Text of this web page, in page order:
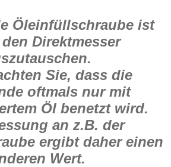
Öleinfüllschraube ist
Direktmesser
Sie, dass die
oftmals nur mit
Öl benetzt wird.
an z.B. der
ergibt daher einen
Wert.